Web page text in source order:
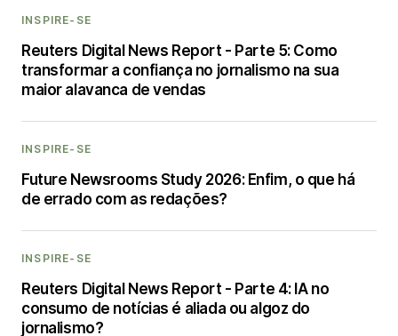
INSPIRE-SE
Reuters Digital News Report - Parte 5: Como
transformar a confiança no jornalismo na sua
maior alavanca de vendas
INSPIRE-SE
Future Newsrooms Study 2026: Enfim, o que há
de errado com as redações?
INSPIRE-SE
Reuters Digital News Report - Parte 4: IA no
consumo de notícias é aliada ou algoz do
jornalismo?